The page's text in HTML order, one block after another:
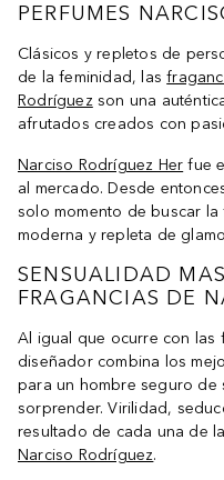
PERFUMES
Clásicos y repletos de
de la feminidad, las
Rodríguezson una
afrutados creados con
Narciso Rodríguez Her fue
al mercado. Desde
solo momento de buscar
moderna y repleta de
SENSUALIDAD
FRAGANCIAS DE
Al igual que ocurre con las
diseñador combina los
para un hombre seguro de
sorprender. Virilidad,
resultado de cada una de
Narciso Rodríguez.